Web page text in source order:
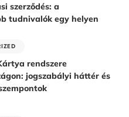
szerződés: a
tudnivalók egy helyen
rendszere
jogszabályi háttér és